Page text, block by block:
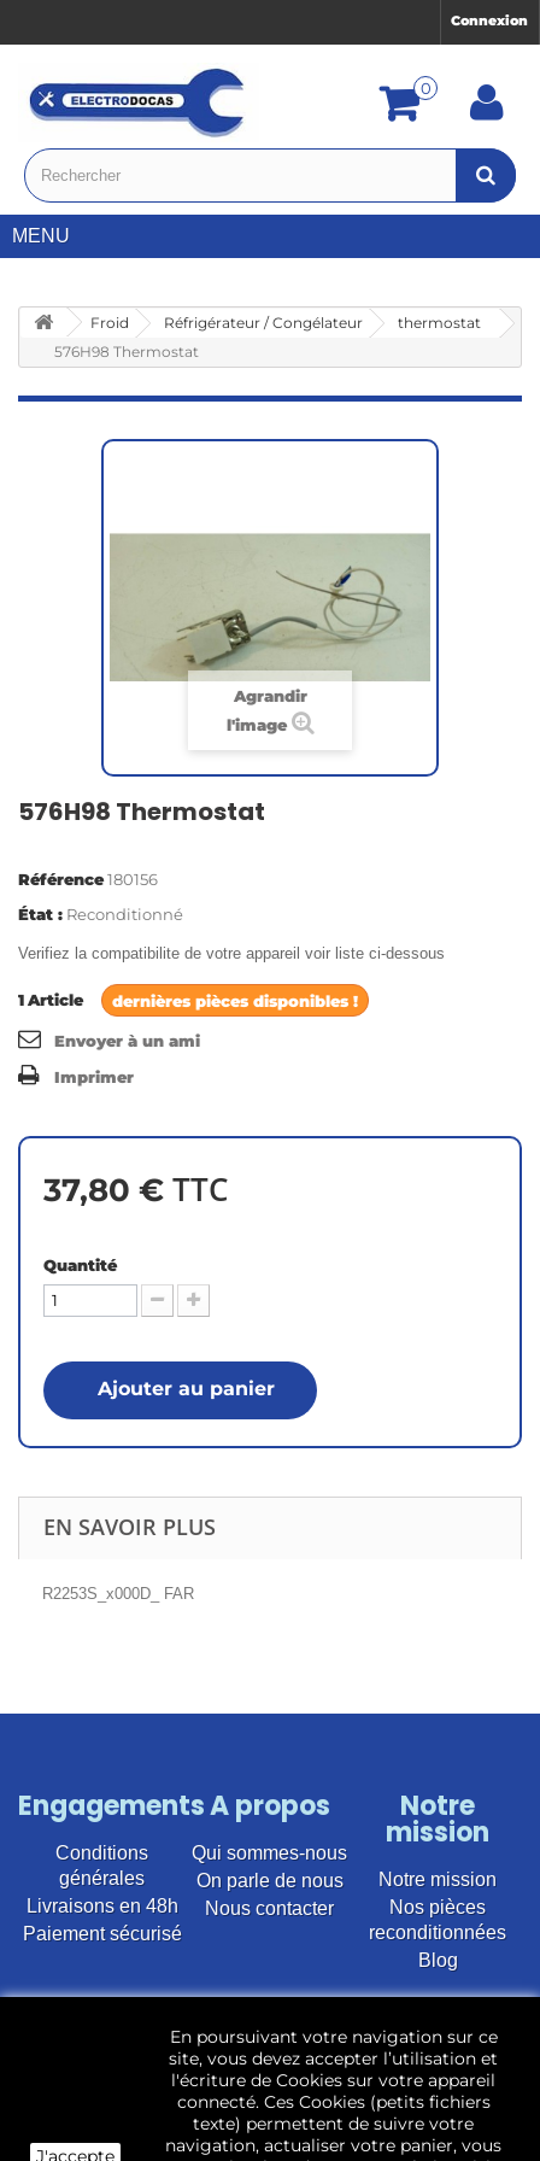
Connexion
0
MENU
Froid Réfrigérateur / Congélateur
thermostat
576H98 Thermostat
Agrandir
l'image
576H98 Thermostat
Référence180156
État : Reconditionné
Verifiez la compatibilite de votre appareil voir liste ci-dessous
1Article dernières pièces disponibles !
Envoyer à un ami
Imprimer
37,80 € TTC
Quantité
Ajouter au panier
EN SAVOIR PLUS
R2253S_x000D_ FAR
Engagements
Conditions
générales
Livraisons en 48h
Paiement sécurisé
A propos
Qui sommes-nous
On parle de nous
Nous contacter
Notre
mission
Notre mission
Nos pièces
reconditionnées
Blog
d’occasion pour toutes marques et modèles. Plus de
22 400 références (Lave-linge, Sèche-linge, Lave-
vaisselle, Micro-ondes, Fours, Cuisinières, Plaques de
cuisson, Réfrigérateurs, Congélateurs, aspirateurs,
Télévisions, LCD, Plasma, Téléviseur.)
J'accepte
En poursuivant votre navigation sur ce
site, vous devez accepter l’utilisation et
l'écriture de Cookies sur votre appareil
connecté. Ces Cookies (petits fichiers
texte) permettent de suivre votre
navigation, actualiser votre panier, vous